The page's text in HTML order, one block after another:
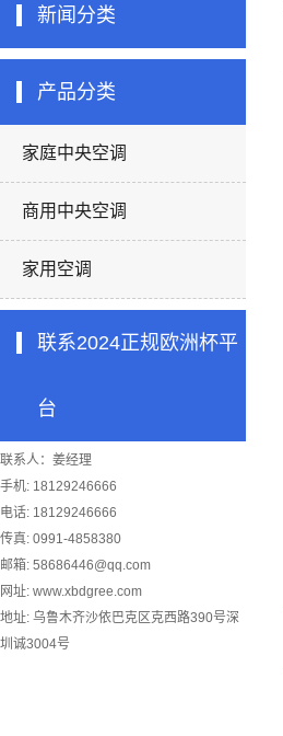
新闻分类
产品分类
家庭中央空调
商用中央空调
家用空调
联系2024正规欧洲杯平
台
联系人：姜经理
手机: 18129246666
电话: 18129246666
传真: 0991-4858380
邮箱: 58686446@qq.com
网址: www.xbdgree.com
地址: 乌鲁木齐沙依巴克区克西路390号深
圳诚3004号